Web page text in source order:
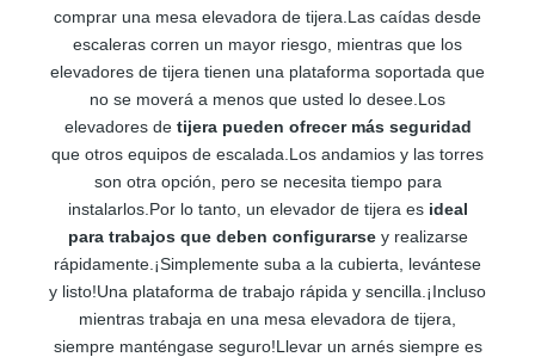
comprar una mesa elevadora de tijera.Las caídas desde
escaleras corren un mayor riesgo, mientras que los
elevadores de tijera tienen una plataforma soportada que
no se moverá a menos que usted lo desee.Los
elevadores de tijera pueden ofrecer más seguridad
que otros equipos de escalada.Los andamios y las torres
son otra opción, pero se necesita tiempo para
instalarlos.Por lo tanto, un elevador de tijera es ideal
para trabajos que deben configurarse y realizarse
rápidamente.¡Simplemente suba a la cubierta, levántese
y listo!Una plataforma de trabajo rápida y sencilla.¡Incluso
mientras trabaja en una mesa elevadora de tijera,
siempre manténgase seguro!Llevar un arnés siempre es